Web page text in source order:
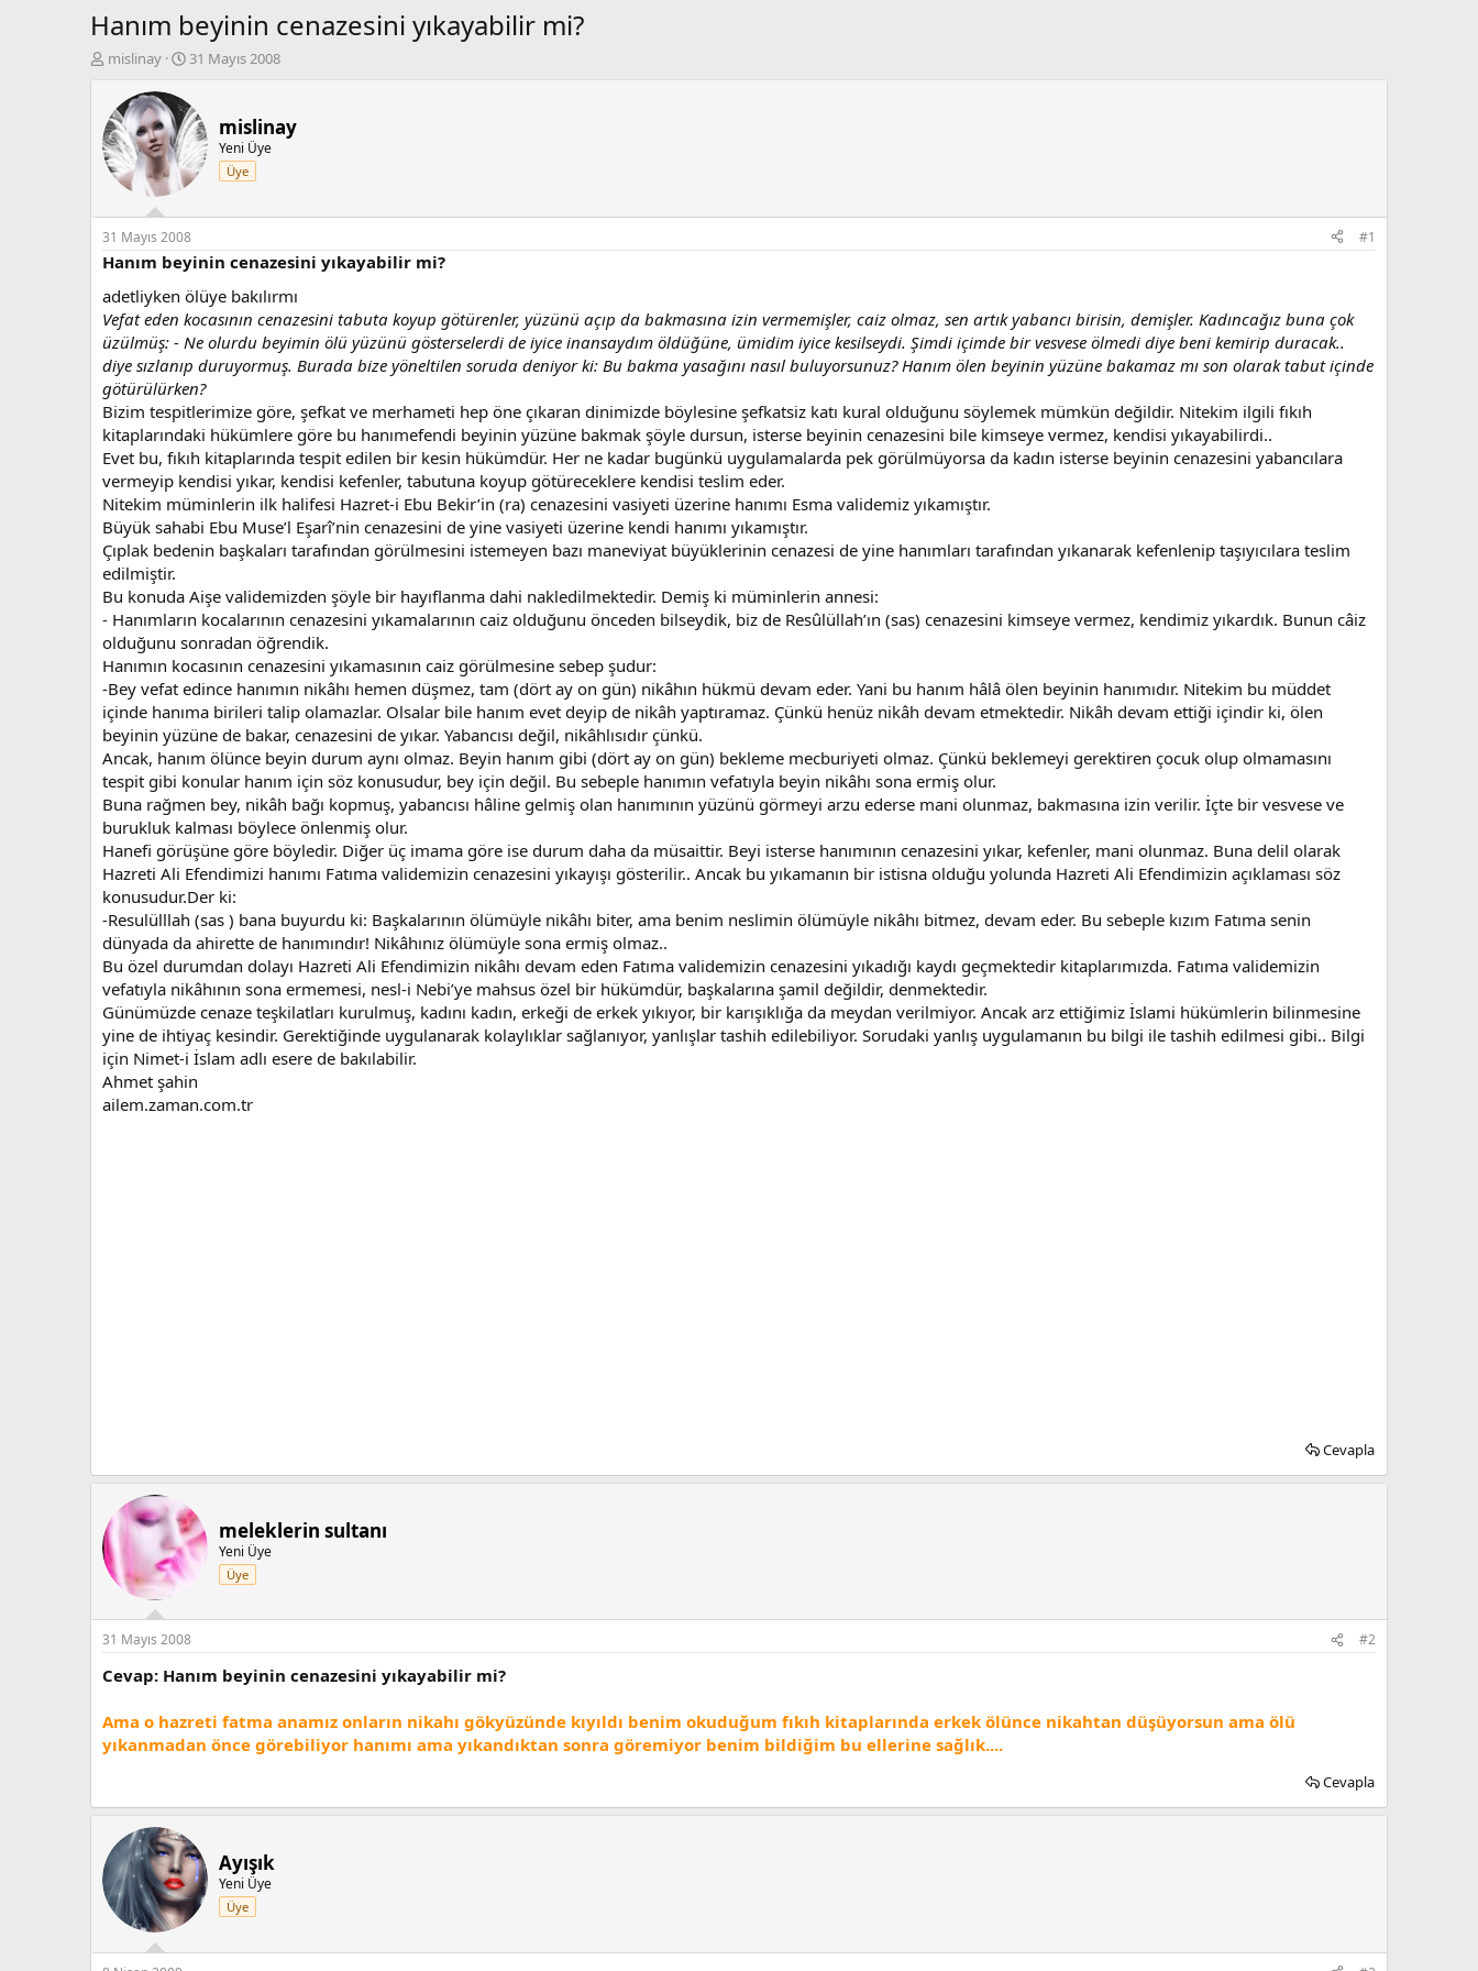
Hanım beyinin cenazesini yıkayabilir mi?
K
b
u
y
u
a
ş
l
a
t
a
n
mislinay
B
l
a
n
g
ç
t
a
r
i
h
i
31 Mayıs 2008
mislinay
Yeni Üye
Üye
31 Mayıs 2008 #1
Hanım beyinin cenazesini yıkayabilir mi?
adetliyken ölüye bakılırmı
Vefat eden kocasının cenazesini tabuta koyup götürenler, yüzünü açıp da bakmasına izin vermemişler, caiz olmaz, sen artık yabancı birisin, demişler. Kadıncağız buna çok
üzülmüş: - Ne olurdu beyimin ölü yüzünü gösterselerdi de iyice inansaydım öldüğüne, ümidim iyice kesilseydi. Şimdi içimde bir vesvese ölmedi diye beni kemirip duracak..
diye sızlanıp duruyormuş. Burada bize yöneltilen soruda deniyor ki: Bu bakma yasağını nasıl buluyorsunuz? Hanım ölen beyinin yüzüne bakamaz mı son olarak tabut içinde
götürülürken?
Bizim tespitlerimize göre, şefkat ve merhameti hep öne çıkaran dinimizde böylesine şefkatsiz katı kural olduğunu söylemek mümkün değildir. Nitekim ilgili fıkıh
kitaplarındaki hükümlere göre bu hanımefendi beyinin yüzüne bakmak şöyle dursun, isterse beyinin cenazesini bile kimseye vermez, kendisi yıkayabilirdi..
Evet bu, fıkıh kitaplarında tespit edilen bir kesin hükümdür. Her ne kadar bugünkü uygulamalarda pek görülmüyorsa da kadın isterse beyinin cenazesini yabancılara
vermeyip kendisi yıkar, kendisi kefenler, tabutuna koyup götüreceklere kendisi teslim eder.
Nitekim müminlerin ilk halifesi Hazret-i Ebu Bekir’in (ra) cenazesini vasiyeti üzerine hanımı Esma validemiz yıkamıştır.
Büyük sahabi Ebu Muse’l Eşarî’nin cenazesini de yine vasiyeti üzerine kendi hanımı yıkamıştır.
Çıplak bedenin başkaları tarafından görülmesini istemeyen bazı maneviyat büyüklerinin cenazesi de yine hanımları tarafından yıkanarak kefenlenip taşıyıcılara teslim
edilmiştir.
Bu konuda Aişe validemizden şöyle bir hayıflanma dahi nakledilmektedir. Demiş ki müminlerin annesi:
- Hanımların kocalarının cenazesini yıkamalarının caiz olduğunu önceden bilseydik, biz de Resûlüllah’ın (sas) cenazesini kimseye vermez, kendimiz yıkardık. Bunun câiz
olduğunu sonradan öğrendik.
Hanımın kocasının cenazesini yıkamasının caiz görülmesine sebep şudur:
-Bey vefat edince hanımın nikâhı hemen düşmez, tam (dört ay on gün) nikâhın hükmü devam eder. Yani bu hanım hâlâ ölen beyinin hanımıdır. Nitekim bu müddet
içinde hanıma birileri talip olamazlar. Olsalar bile hanım evet deyip de nikâh yaptıramaz. Çünkü henüz nikâh devam etmektedir. Nikâh devam ettiği içindir ki, ölen
beyinin yüzüne de bakar, cenazesini de yıkar. Yabancısı değil, nikâhlısıdır çünkü.
Ancak, hanım ölünce beyin durum aynı olmaz. Beyin hanım gibi (dört ay on gün) bekleme mecburiyeti olmaz. Çünkü beklemeyi gerektiren çocuk olup olmamasını
tespit gibi konular hanım için söz konusudur, bey için değil. Bu sebeple hanımın vefatıyla beyin nikâhı sona ermiş olur.
Buna rağmen bey, nikâh bağı kopmuş, yabancısı hâline gelmiş olan hanımının yüzünü görmeyi arzu ederse mani olunmaz, bakmasına izin verilir. İçte bir vesvese ve
burukluk kalması böylece önlenmiş olur.
Hanefi görüşüne göre böyledir. Diğer üç imama göre ise durum daha da müsaittir. Beyi isterse hanımının cenazesini yıkar, kefenler, mani olunmaz. Buna delil olarak
Hazreti Ali Efendimizi hanımı Fatıma validemizin cenazesini yıkayışı gösterilir.. Ancak bu yıkamanın bir istisna olduğu yolunda Hazreti Ali Efendimizin açıklaması söz
konusudur.Der ki:
-Resulülllah (sas ) bana buyurdu ki: Başkalarının ölümüyle nikâhı biter, ama benim neslimin ölümüyle nikâhı bitmez, devam eder. Bu sebeple kızım Fatıma senin
dünyada da ahirette de hanımındır! Nikâhınız ölümüyle sona ermiş olmaz..
Bu özel durumdan dolayı Hazreti Ali Efendimizin nikâhı devam eden Fatıma validemizin cenazesini yıkadığı kaydı geçmektedir kitaplarımızda. Fatıma validemizin
vefatıyla nikâhının sona ermemesi, nesl-i Nebi’ye mahsus özel bir hükümdür, başkalarına şamil değildir, denmektedir.
Günümüzde cenaze teşkilatları kurulmuş, kadını kadın, erkeği de erkek yıkıyor, bir karışıklığa da meydan verilmiyor. Ancak arz ettiğimiz İslami hükümlerin bilinmesine
yine de ihtiyaç kesindir. Gerektiğinde uygulanarak kolaylıklar sağlanıyor, yanlışlar tashih edilebiliyor. Sorudaki yanlış uygulamanın bu bilgi ile tashih edilmesi gibi.. Bilgi
için Nimet-i İslam adlı esere de bakılabilir.
Ahmet şahin
ailem.zaman.com.tr
Cevapla
meleklerin sultanı
Yeni Üye
Üye
31 Mayıs 2008 #2
Cevap: Hanım beyinin cenazesini yıkayabilir mi?
Ama o hazreti fatma anamız onların nikahı gökyüzünde kıyıldı benim okuduğum fıkıh kitaplarında erkek ölünce nikahtan düşüyorsun ama ölü
yıkanmadan önce görebiliyor hanımı ama yıkandıktan sonra göremiyor benim bildiğim bu ellerine sağlık....
Cevapla
Ayışık
Yeni Üye
Üye